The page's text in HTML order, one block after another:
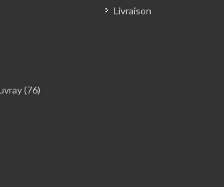
(76)
Livraison